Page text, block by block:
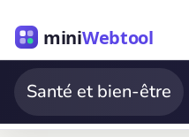
miniWebtool
Santé et bien-être